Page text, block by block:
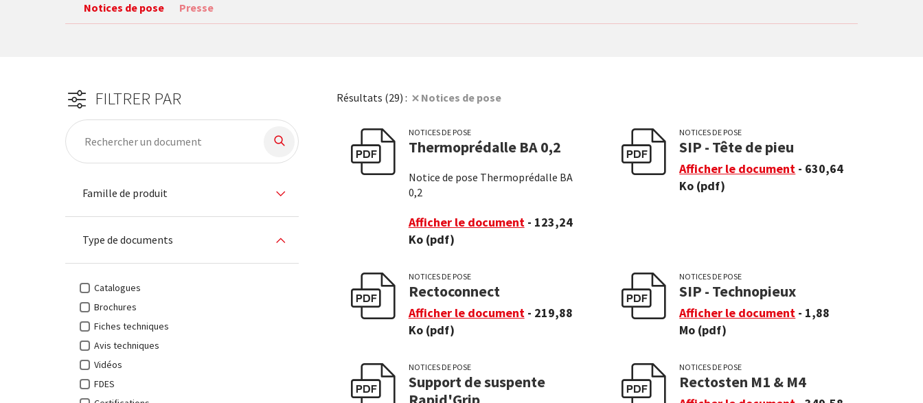
Notices de pose Presse
FILTRER PAR
29 Produit trouvés
Filtrer la recherche
Famille de produit
Type de documents
Catalogues
Brochures
Fiches techniques
Avis techniques
Vidéos
FDES
Résultats (29) : Notices de pose
NOTICES DE POSE
Thermoprédalle BA 0,2
Notice de pose Thermoprédalle BA
0,2
Afficher le document - 123,24
Ko (pdf)
NOTICES DE POSE
SIP - Tête de pieu
Afficher le document - 630,64
Ko (pdf)
NOTICES DE POSE
Rectoconnect
Afficher le document - 219,88
Ko (pdf)
NOTICES DE POSE
SIP - Technopieux
Afficher le document - 1,88
Mo (pdf)
NOTICES DE POSE
Support de suspente
NOTICES DE POSE
Rectosten M1 & M4